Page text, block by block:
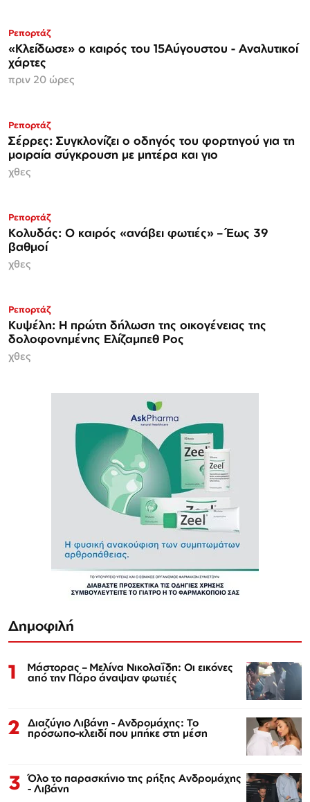
Ρεπορτάζ
«Κλείδωσε» ο καιρός του 15Αύγουστου - Αναλυτικοί
χάρτες
πριν 20 ώρες
Ρεπορτάζ
Σέρρες: Συγκλονίζει ο οδηγός του φορτηγού για τη
μοιραία σύγκρουση με μητέρα και γιο
χθες
Ρεπορτάζ
Κολυδάς: Ο καιρός «ανάβει φωτιές» – Έως 39
βαθμοί
χθες
Ρεπορτάζ
Κυψέλη: Η πρώτη δήλωση της οικογένειας της
δολοφονημένης Ελίζαμπεθ Ρος
χθες
Δημοφιλή
1 Μάστορας – Μελίνα Νικολαΐδη: Οι εικόνες
από την Πάρο άναψαν φωτιές
2 Διαζύγιο Λιβάνη - Ανδρομάχης: Το
πρόσωπο-κλειδί που μπήκε στη μέση
3 Όλο το παρασκήνιο της ρήξης Ανδρομάχης
- Λιβάνη